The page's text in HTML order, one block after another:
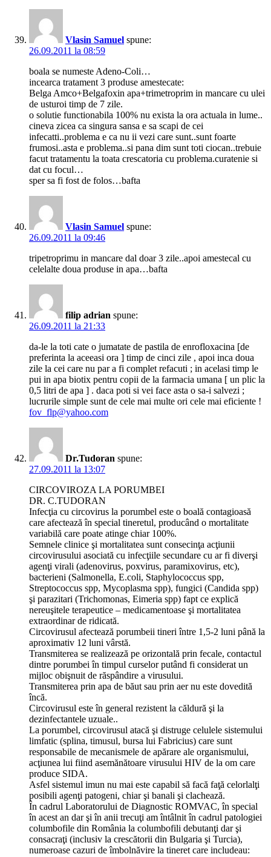
Vlasin Samuel spune:
26.09.2011 la 08:59
boala se numeste Adeno-Coli…
incearca tratament 3 produse amestecate:
Belga Amco+Belgafoxin apa+trimetroprim in mancare cu ulei
de usturoi timp de 7 zile.
o solutie functionabila 100% nu exista la ora actuala in lume..
cineva zicea ca singura sansa e sa scapi de cei
infecatti..problema e ca nu ii vezi care sunt..sunt foarte
frumosi..asta e problema..si pana dim sunt toti ciocan..trebuie
facut tratamentu la toata crescatoria cu problema.curatenie si
dat cu focul…
sper sa fi fost de folos…bafta
Vlasin Samuel spune:
26.09.2011 la 09:46
tripetroprimu in mancare dal doar 3 zile..apoi amestecal cu
celelalte doua produse in apa…bafta
filip adrian spune:
26.09.2011 la 21:33
da-le la toti cate o jumatate de pastila de enrofloxacina [de
preferinta la aceeasi ora ] timp de cinci zile , apoi inca doua
zile la cei care nu par a fi complet refacuti ; in acelasi timp le
pui in apa biotix pentru copii de la farmacia umana [ un plic la
0,5 litri de apa ] . daca poti si vei face asta o sa-i salvezi ;
lucrurile simple sunt de cele mai multe ori cele mai eficiente !
fov_flp@yahoo.com
Dr.Tudoran spune:
27.09.2011 la 13:07
CIRCOVIROZA LA PORUMBEI
DR. C.TUDORAN
Infecţia cu circovirus la porumbel este o boală contagioasă
care afectează în special tineretul, producând o mortalitate
variabilă care poate atinge chiar 100%.
Semnele clinice şi mortalitatea sunt consecinţa acţiunii
circovirusului asociată cu infecţiile secundare cu ar fi diverşi
agenţi virali (adenovirus, poxvirus, paramixovirus, etc),
bacterieni (Salmonella, E.coli, Staphylococcus spp,
Streptococcus spp, Mycoplasma spp), fungici (Candida spp)
şi parazitari (Trichomonas, Eimeria spp) fapt ce explică
nereuşitele terapeutice – medicamentoase şi mortalitatea
extraordinar de ridicată.
Circovirusul afectează porumbeii tineri între 1,5-2 luni până la
aproximativ 12 luni vârstă.
Transmiterea se realizează pe orizontală prin fecale, contactul
dintre porumbei în timpul curselor putând fi considerat un
mijloc obişnuit de răspândire a virusului.
Transmiterea prin apa de băut sau prin aer nu este dovedită
încă.
Circovirusul este în general rezistent la căldură şi la
dezinfectantele uzuale..
La porumbel, circovirusul atacă şi distruge celulele sistemului
limfatic (splina, timusul, bursa lui Fabricius) care sunt
responsabile de mecanismele de apărare ale organismului,
acţiunea lui fiind asemănătoare virusului HIV de la om care
produce SIDA.
Asfel sistemul imun nu mai este capabil să facă faţă celorlalţi
posibili agenţi patogeni, chiar şi banali şi clachează.
În cadrul Laboratorului de Diagnostic ROMVAC, în special
în acest an dar şi în anii trecuţi am întâlnit în cadrul patologiei
columbofile din România la columbofili debutanţi dar şi
consacraţi (inclusiv la crescătorii din Bulgaria şi Turcia),
numeroase cazuri de îmbolnăvire la tineret care includeau: